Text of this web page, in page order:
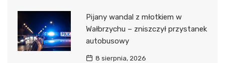
Pijany wandal z młotkiem w
Wałbrzychu – zniszczył przystanek
autobusowy
8 sierpnia, 2026